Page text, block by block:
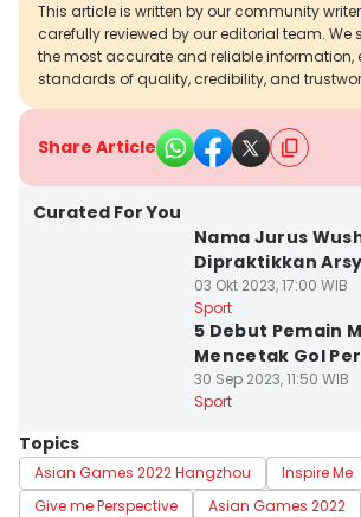
This article is written by our community
carefully reviewed by our editorial team. We
the most accurate and reliable information,
standards of quality, credibility, and
Share Article
Curated For You
Nama Jurus
Dipraktikkan
03 Okt 2023, 17:00 WIB
Sport
5 Debut Pemain
Mencetak Gol
30 Sep 2023, 11:50 WIB
Sport
Topics
Asian Games 2022 Hangzhou Inspire Me
Give me Perspective
Asian Games 2022